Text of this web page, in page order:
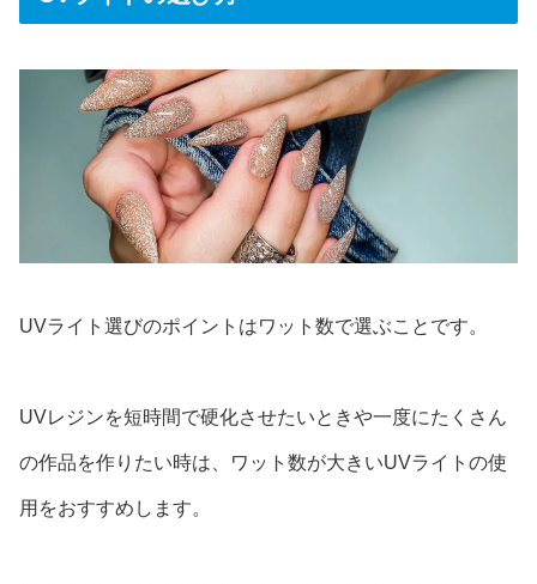
UVライト選びのポイントはワット数で選ぶことです。
UVレジンを短時間で硬化させたいときや一度にたくさん
の作品を作りたい時は、ワット数が大きいUVライトの使
用をおすすめします。